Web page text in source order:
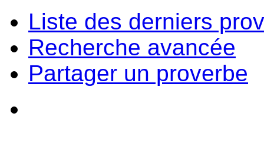
Liste des derniers
Recherche avancée
Partager un proverbe